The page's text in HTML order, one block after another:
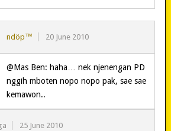
ndöp™ 20 June 2010
@Mas Ben: haha… nek njenengan PD
nggih mboten nopo nopo pak, sae sae
kemawon..
25 June 2010